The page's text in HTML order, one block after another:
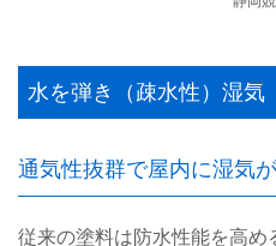
水を弾き（疎水性）湿気
通気性抜群で屋内に湿気
従来の塗料は防水性能を高